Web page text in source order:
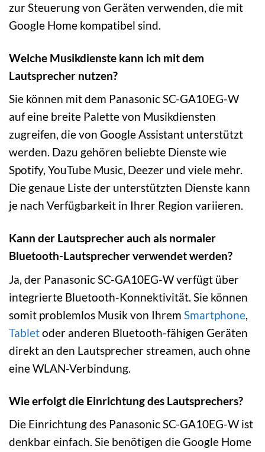
zur Steuerung von Geräten verwenden, die mit
Google Home kompatibel sind.
Welche Musikdienste kann ich mit dem
Lautsprecher nutzen?
Sie können mit dem Panasonic SC-GA10EG-W
auf eine breite Palette von Musikdiensten
zugreifen, die von Google Assistant unterstützt
werden. Dazu gehören beliebte Dienste wie
Spotify, YouTube Music, Deezer und viele mehr.
Die genaue Liste der unterstützten Dienste kann
je nach Verfügbarkeit in Ihrer Region variieren.
Kann der Lautsprecher auch als normaler
Bluetooth-Lautsprecher verwendet werden?
Ja, der Panasonic SC-GA10EG-W verfügt über
integrierte Bluetooth-Konnektivität. Sie können
somit problemlos Musik von Ihrem Smartphone,
Tabletoder anderen Bluetooth-fähigen Geräten
direkt an den Lautsprecher streamen, auch ohne
eine WLAN-Verbindung.
Wie erfolgt die Einrichtung des Lautsprechers?
Die Einrichtung des Panasonic SC-GA10EG-W ist
denkbar einfach. Sie benötigen die Google Home